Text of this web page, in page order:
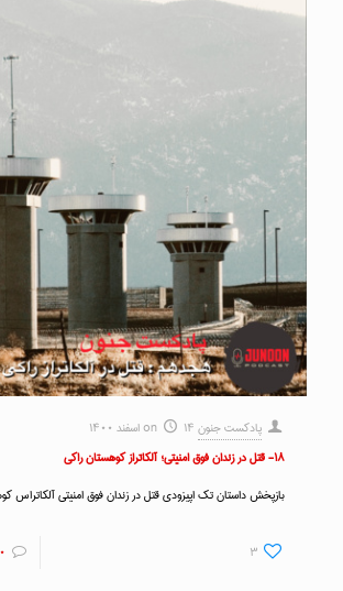
پادکست جنون on
۱۴ اسفند ۱۴۰۰
۱۸- قتل در زندان فوق امنیتی؛ آلکاتراز کوهستان راکی
بازپخش داستان تک اپیزودی قتل در زندان فوق امنیتی آلکاتراس
۳ ۰